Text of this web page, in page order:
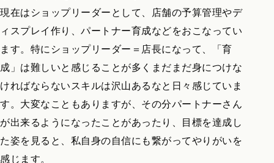
現在はショップリーダーとして、店舗の予算管理やデ
ィスプレイ作り、パートナー育成などをおこなってい
ます。特にショップリーダー＝店長になって、「育
成」は難しいと感じることが多くまだまだ身につけな
ければならないスキルは沢山あるなと日々感じていま
す。大変なこともありますが、その分パートナーさん
が出来るようになったことがあったり、目標を達成し
た姿を見ると、私自身の自信にも繋がってやりがいを
感じます。